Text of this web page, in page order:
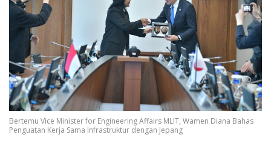
Bertemu Vice Minister for Engineering Affairs MLIT, Wamen Diana Bahas
Penguatan Kerja Sama Infrastruktur dengan Jepang